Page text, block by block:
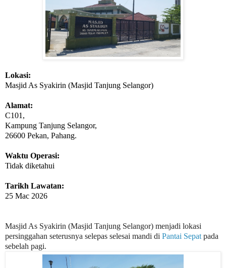
Lokasi:
Masjid As Syakirin (Masjid Tanjung Selangor)
Alamat:
C101,
Kampung Tanjung Selangor,
26600 Pekan, Pahang.
Waktu Operasi:
Tidak diketahui
Tarikh Lawatan:
25 Mac 2026
Masjid As Syakirin (Masjid Tanjung Selangor) menjadi lokasi
persinggahan seterusnya selepas selesai mandi di Pantai Sepat pada
sebelah pagi.